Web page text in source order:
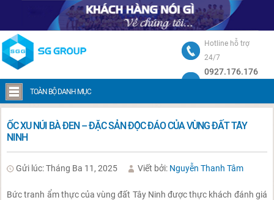
Hotline hỗ trợ
24/7
0927.176.176
TOÀN BỘ DANH MỤC
Trang chủ
ỐC XU NÚI BÀ ĐEN – ĐẶC SẢN ĐỘC ĐÁO CỦA VÙNG ĐẤT TÂY
NINH
Gửi lúc: Tháng Ba 11, 2025 Viết bởi: Nguyễn Thanh Tâm
Bức tranh ẩm thực của vùng đất Tây Ninh được thực khách đánh giá